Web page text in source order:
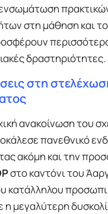
στη μάθηση και
δραστηριότητες.
στη
ανακοίνωση του
πανεθνικό
ακόμη και την
στο καντόνι του
κατάλληλου
η μεγαλύτερη